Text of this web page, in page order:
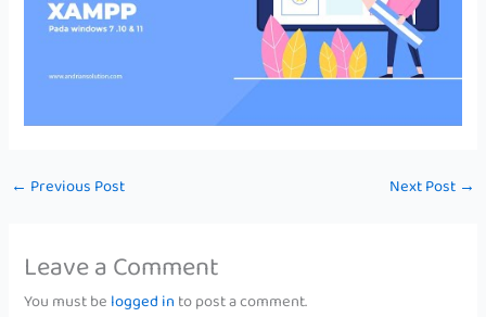
← Previous Post Next Post →
Leave a Comment
You must be logged in to post a comment.